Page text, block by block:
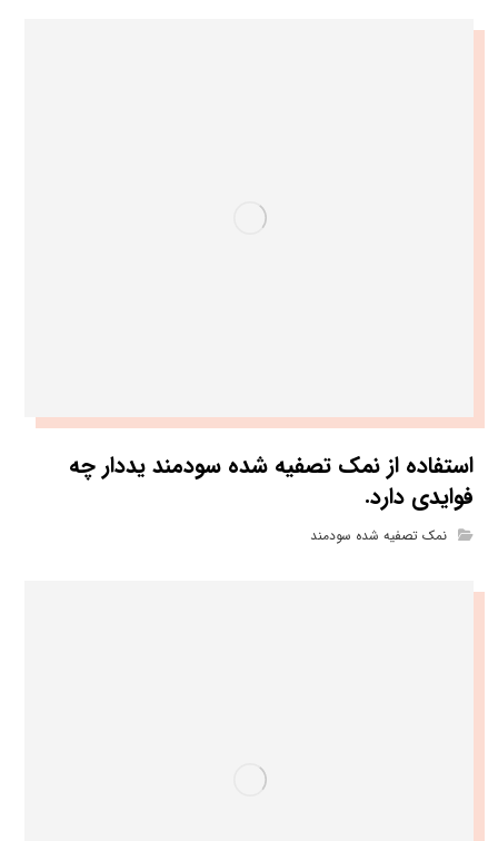
استفاده از نمک تصفیه شده سودمند یددار چه
فوایدی دارد.
نمک تصفیه شده سودمند